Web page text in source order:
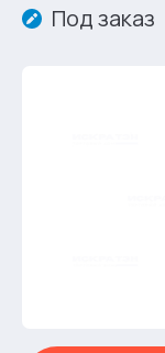
Под заказ